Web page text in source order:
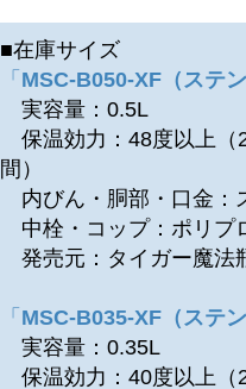
■在庫サイズ
「 MSC-B050-XF（ステ
実容量：0.5L
保温効力：48度以上（
間）
内びん・胴部・口金：
中栓・コップ：ポリプ
発売元：タイガー魔法
「 MSC-B035-XF（ステ
実容量：0.35L
保温効力：40度以上（